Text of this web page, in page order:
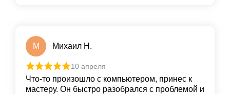
М Михаил Н.
10 апреля
Что-то произошло с компьютером, принес к
мастеру. Он быстро разобрался с проблемой и